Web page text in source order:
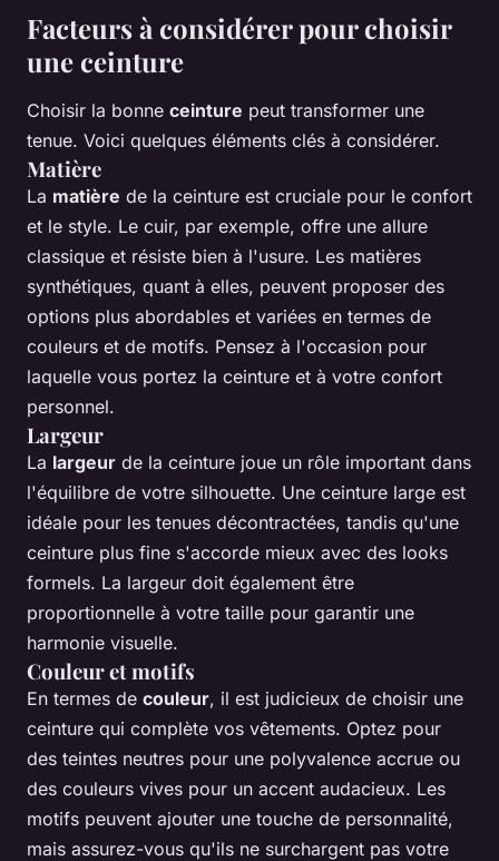
Facteurs à considérer pour choisir
une ceinture
Choisir la bonne ceinture peut transformer une
tenue. Voici quelques éléments clés à considérer.
Matière
La matière de la ceinture est cruciale pour le confort
et le style. Le cuir, par exemple, offre une allure
classique et résiste bien à l'usure. Les matières
synthétiques, quant à elles, peuvent proposer des
options plus abordables et variées en termes de
couleurs et de motifs. Pensez à l'occasion pour
laquelle vous portez la ceinture et à votre confort
personnel.
Largeur
La largeur de la ceinture joue un rôle important dans
l'équilibre de votre silhouette. Une ceinture large est
idéale pour les tenues décontractées, tandis qu'une
ceinture plus fine s'accorde mieux avec des looks
formels. La largeur doit également être
proportionnelle à votre taille pour garantir une
harmonie visuelle.
Couleur et motifs
En termes de couleur, il est judicieux de choisir une
ceinture qui complète vos vêtements. Optez pour
des teintes neutres pour une polyvalence accrue ou
des couleurs vives pour un accent audacieux. Les
motifs peuvent ajouter une touche de personnalité,
mais assurez-vous qu'ils ne surchargent pas votre